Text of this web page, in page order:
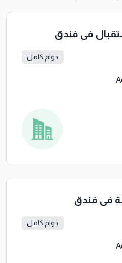
في فندق
دوام كامل
في فندق
دوام كامل